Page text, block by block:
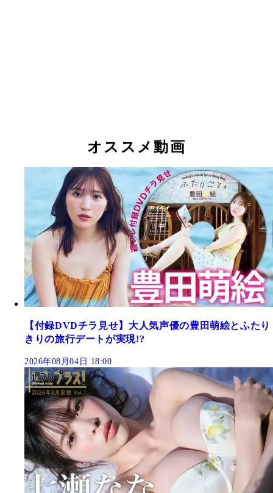
オススメ動画
【付録DVDチラ見せ】大人気声優の豊田萌絵とふたり
きりの旅行デートが実現!?
2026年08月04日 18:00